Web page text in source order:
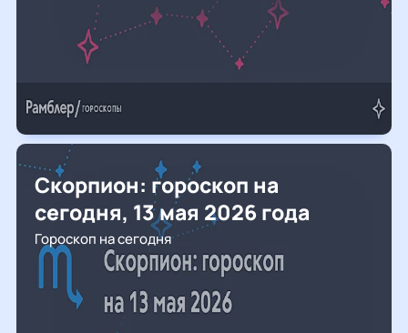
Скорпион: гороскоп на
сегодня, 13 мая 2026 года
Гороскоп на сегодня